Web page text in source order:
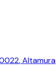
,Altamura